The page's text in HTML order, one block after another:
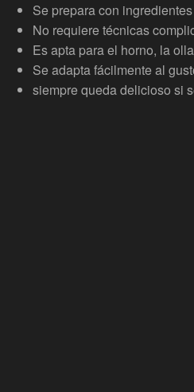
Se prepara con
No requiere técnicas
Es apta para el horno, la
Se adapta fácilmente al
siempre queda delicioso si